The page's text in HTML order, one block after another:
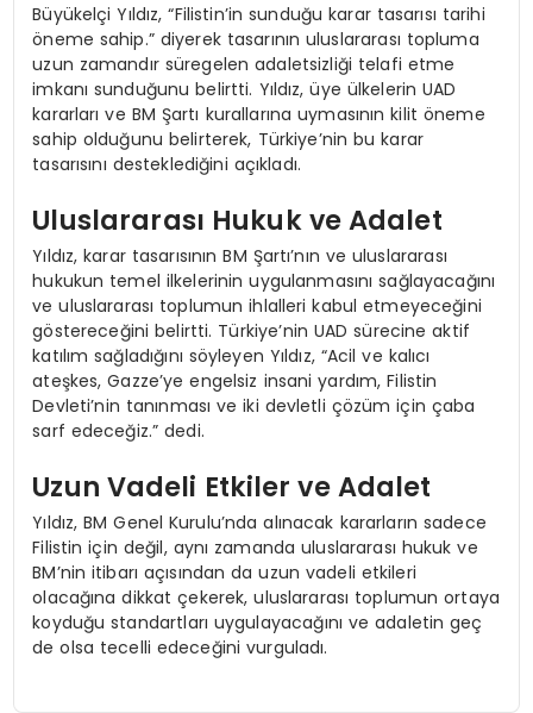
Büyükelçi Yıldız, “Filistin’in sunduğu karar tasarısı tarihi
öneme sahip.” diyerek tasarının uluslararası topluma
uzun zamandır süregelen adaletsizliği telafi etme
imkanı sunduğunu belirtti. Yıldız, üye ülkelerin UAD
kararları ve BM Şartı kurallarına uymasının kilit öneme
sahip olduğunu belirterek, Türkiye’nin bu karar
tasarısını desteklediğini açıkladı.
Uluslararası Hukuk ve Adalet
Yıldız, karar tasarısının BM Şartı’nın ve uluslararası
hukukun temel ilkelerinin uygulanmasını sağlayacağını
ve uluslararası toplumun ihlalleri kabul etmeyeceğini
göstereceğini belirtti. Türkiye’nin UAD sürecine aktif
katılım sağladığını söyleyen Yıldız, “Acil ve kalıcı
ateşkes, Gazze’ye engelsiz insani yardım, Filistin
Devleti’nin tanınması ve iki devletli çözüm için çaba
sarf edeceğiz.” dedi.
Uzun Vadeli Etkiler ve Adalet
Yıldız, BM Genel Kurulu’nda alınacak kararların sadece
Filistin için değil, aynı zamanda uluslararası hukuk ve
BM’nin itibarı açısından da uzun vadeli etkileri
olacağına dikkat çekerek, uluslararası toplumun ortaya
koyduğu standartları uygulayacağını ve adaletin geç
de olsa tecelli edeceğini vurguladı.